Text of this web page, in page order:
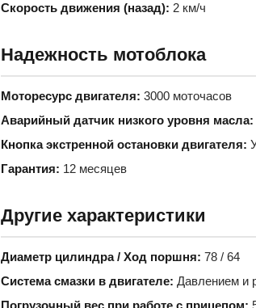
Скорость движения (назад): 2 км/ч
Надежность мотоблока
Моторесурс двигателя: 3000 моточасов
Аварийный датчик низкого уровня масла:
Кнопка экстренной остановки двигателя:
Гарантия: 12 месяцев
Другие характеристики
Диаметр цилиндра / Ход поршня: 78 / 64
Система смазки в двигателе: Давлением и